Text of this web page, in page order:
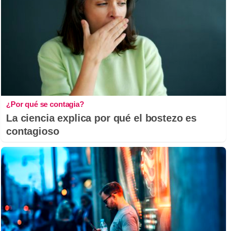
¿Por qué se contagia?
La ciencia explica por qué el bostezo es
contagioso